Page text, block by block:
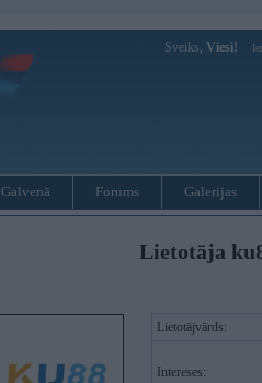
Sveiks, Viesi!
Galvenā Forums Galerijas
Lietotāja
Lietotājvārds:
Intereses: